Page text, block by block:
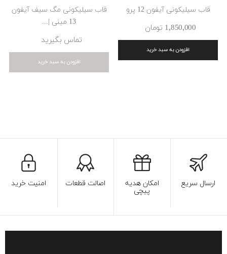
قاب سیلیکونی آیفون 12 پرو
1٬850٬000 ‎تومان
افزودن به سبد خرید
قاب سیلیکونی مگ سیف آیفون
13 مینی |...
تماس بگیرید
افزودن به سبد خرید
ارسال سریع امکان هدیه
پیچی
اصالت قطعات امنیت خرید